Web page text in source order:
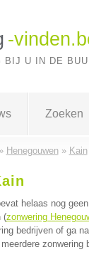
-
BIJ U IN DE
Zoeken
Henegouwen» Kain
helaas nog geen
(zonwering
bedrijven of ga
zonwering